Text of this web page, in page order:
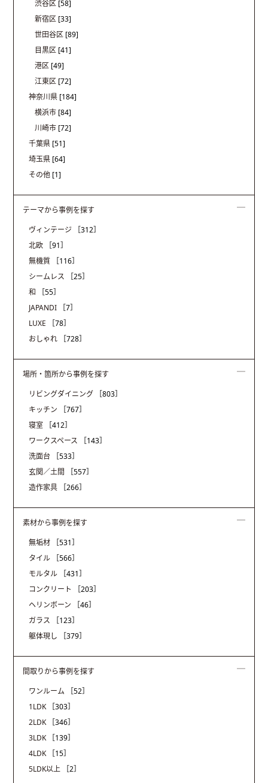
渋谷区 [58]
新宿区 [33]
世田谷区 [89]
目黒区 [41]
港区 [49]
江東区 [72]
神奈川県 [184]
横浜市 [84]
川崎市 [72]
千葉県 [51]
埼玉県 [64]
その他 [1]
テーマから事例を探す
ヴィンテージ
［312］
北欧
［91］
無機質
［116］
シームレス
［25］
和
［55］
JAPANDI
［7］
LUXE
［78］
おしゃれ
［728］
場所・箇所から事例を探す
リビングダイニング
［803］
キッチン
［767］
寝室
［412］
ワークスペース
［143］
洗面台
［533］
玄関／土間
［557］
造作家具
［266］
素材から事例を探す
無垢材
［531］
タイル
［566］
モルタル
［431］
コンクリート
［203］
ヘリンボーン
［46］
ガラス
［123］
躯体現し
［379］
間取りから事例を探す
ワンルーム
［52］
1LDK
［303］
2LDK
［346］
3LDK
［139］
4LDK
［15］
5LDK以上
［2］